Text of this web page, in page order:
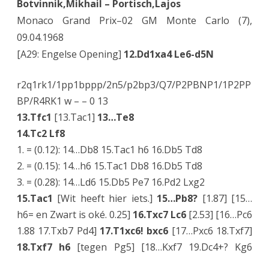
Botvinnik,Mikhail – Portisch,Lajos
Monaco Grand Prix–02 GM Monte Carlo (7),
09.04.1968
[A29: Engelse Opening] 12.Dd1xa4 Le6-d5N
r2q1rk1/1pp1bppp/2n5/p2bp3/Q7/P2PBNP1/1P2PP
BP/R4RK1 w – – 0 13
13.Tfc1 [13.Tac1] 13…Te8
14.Tc2 Lf8
1. = (0.12): 14…Db8 15.Tac1 h6 16.Db5 Td8
2. = (0.15): 14…h6 15.Tac1 Db8 16.Db5 Td8
3. = (0.28): 14…Ld6 15.Db5 Pe7 16.Pd2 Lxg2
15.Tac1 [Wit heeft hier iets.] 15…Pb8? [1.87] [15…
h6= en Zwart is oké. 0.25] 16.Txc7 Lc6 [2.53] [16…Pc6
1.88 17.Txb7 Pd4] 17.T1xc6! bxc6 [17…Pxc6 18.Txf7]
18.Txf7 h6 [tegen Pg5] [18…Kxf7 19.Dc4+? Kg6